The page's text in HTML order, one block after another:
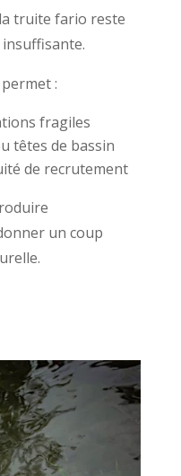
truite fario reste
:
fragiles
têtes de bassin
de recrutement
un coup